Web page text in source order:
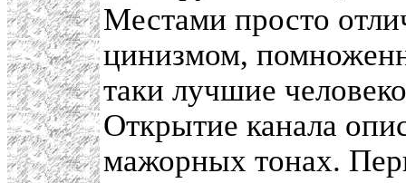
Местами просто
цинизмом,
таки лучшие
Открытие канала
мажорных тонах.